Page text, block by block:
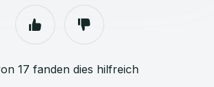
17 fanden dies hilfreich